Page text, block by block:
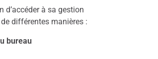
d’accéder à sa gestion
de différentes manières :
bureau